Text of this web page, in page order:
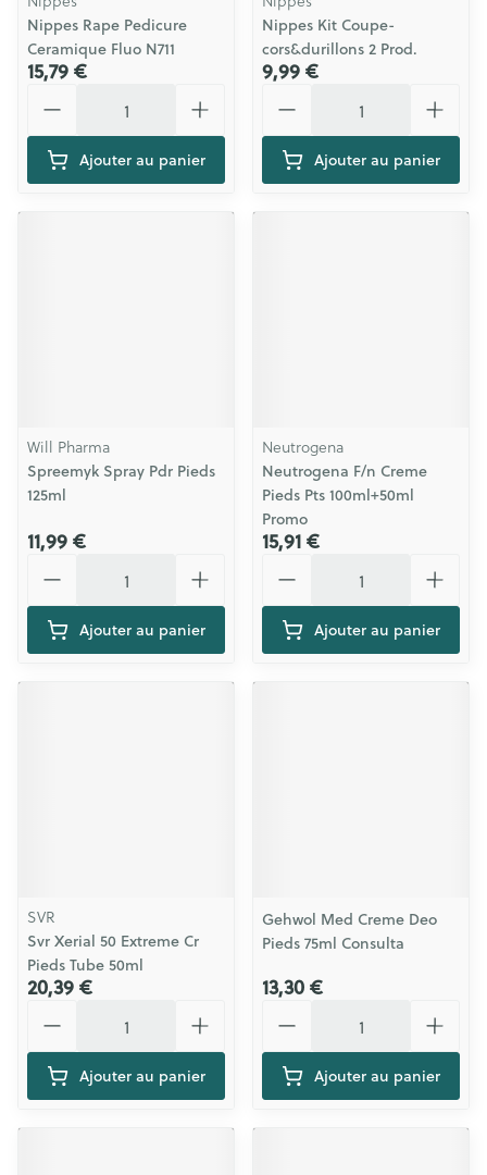
Nippes Rape Pedicure
Ceramique Fluo N711
15,79 €
Ajouter au panier
Nippes Kit Coupe-
cors&durillons 2 Prod.
9,99 €
Ajouter au panier
Will Pharma
Spreemyk Spray Pdr Pieds
125ml
11,99 €
Ajouter au panier
Neutrogena
Neutrogena F/n Creme
Pieds Pts 100ml+50ml
Promo
15,91 €
Ajouter au panier
SVR
Svr Xerial 50 Extreme Cr
Pieds Tube 50ml
20,39 €
Ajouter au panier
Gehwol Med Creme Deo
Pieds 75ml Consulta
13,30 €
Ajouter au panier